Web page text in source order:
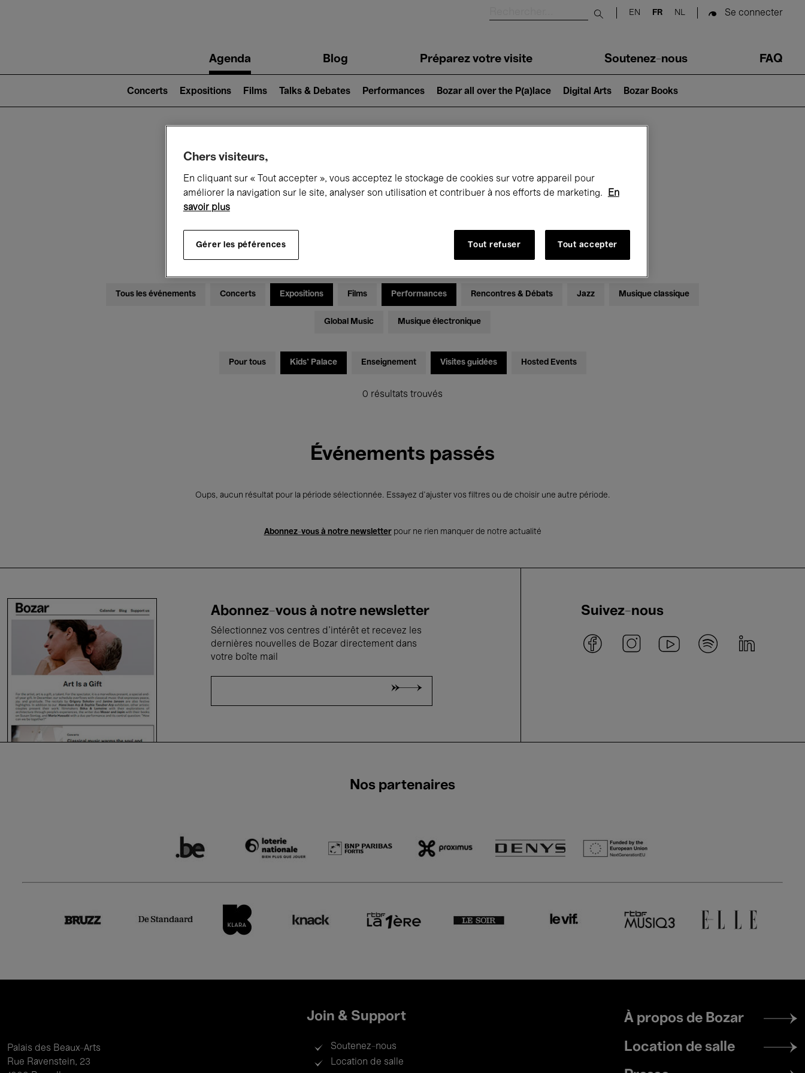
Submit search
EN FR NL Se connecter
navigationAgenda Blog Préparez votre visite Soutenez-nous FAQ
2)
Concerts Expositions Films Talks & Debates Performances Bozar all over the P(a)lace Digital Arts Bozar Books
Ce qui se passe à Bozar
Samedi 13 Juin 2026
Tous les événements Concerts Expositions Films Performances Rencontres & Débats Jazz Musique classique
Global Music Musique électronique
Pour tous Kids’ Palace Enseignement Visites guidées Hosted Events
0 résultats trouvés
Événements passés
Oups, aucun résultat pour la période sélectionnée. Essayez d’ajuster vos filtres ou de choisir une autre période.
Abonnez-vous à notre newsletterpour ne rien manquer de notre actualité
Abonnez-vous à notre newsletter
Sélectionnez vos centres d'intérêt et recevez les
dernières nouvelles de Bozar directement dans
votre boîte mail
Suivez-nous
Nos partenaires
Palais des Beaux-Arts
Rue Ravenstein, 23
Join & Support
Soutenez-nous
Location de salle
Footer
menu
À propos de Bozar
Location de salle
Chers visiteurs,
En cliquant sur « Tout accepter », vous acceptez le stockage de cookies sur votre appareil pour
améliorer la navigation sur le site, analyser son utilisation et contribuer à nos efforts de marketing.
En
savoir plus
Gérer les péférences Tout refuser Tout accepter